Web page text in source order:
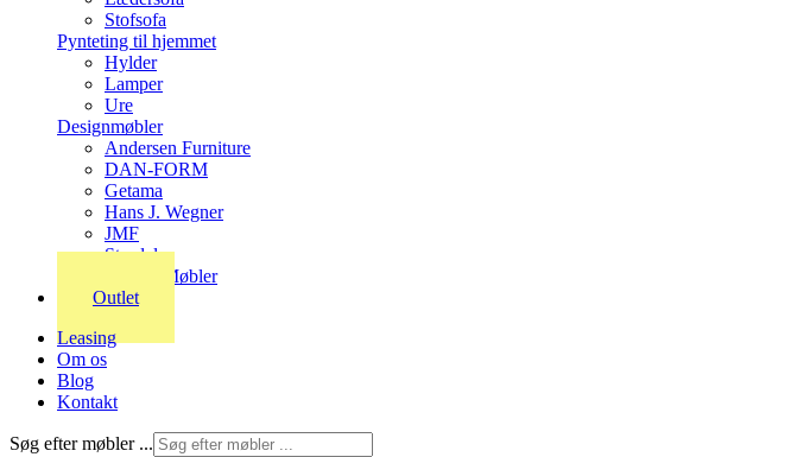
Stofsofa
Pynteting til hjemmet
Hylder
Lamper
Ure
Designmøbler
Andersen Furniture
DAN-FORM
Getama
Hans J. Wegner
JMF
Stordal
Stouby Møbler
Outlet
Leasing
Om os
Blog
Kontakt
Søg efter møbler ...